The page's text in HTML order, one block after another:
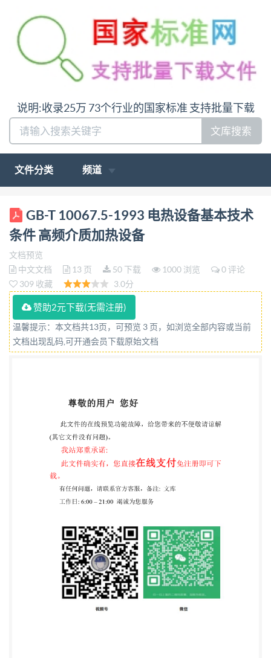
说明:收录25万 73个行业的国家标准 支持批量下载
文库搜索
文件分类 频道
GB-T 10067.5-1993 电热设备基本技术
条件 高频介质加热设备
文档预览
中文文档
13 页 50 下载 1000 浏览
0 评论
309 收藏
3.0分
赞助2元下载(无需注册)
温馨提示：本文档共13页，可预览 3 页，如浏览全部内容或当前
文档出现乱码,可开通会员下载原始文档